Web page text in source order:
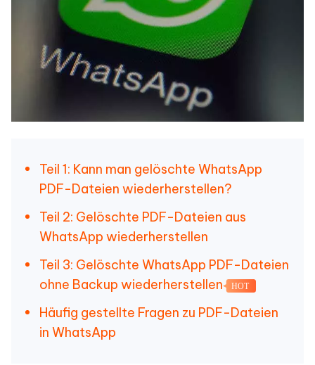
Teil 1: Kann man gelöschte WhatsApp
PDF-Dateien wiederherstellen?
Teil 2: Gelöschte PDF-Dateien aus
WhatsApp wiederherstellen
Teil 3: Gelöschte WhatsApp PDF-Dateien
ohne Backup wiederherstellen
HOT
Häufig gestellte Fragen zu PDF-Dateien
in WhatsApp